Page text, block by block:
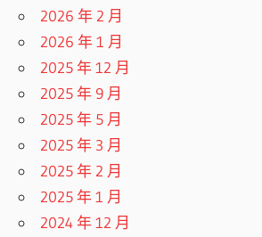
2026 年 2 月
2026 年 1 月
2025 年 12 月
2025 年 9 月
2025 年 5 月
2025 年 3 月
2025 年 2 月
2025 年 1 月
2024 年 12 月